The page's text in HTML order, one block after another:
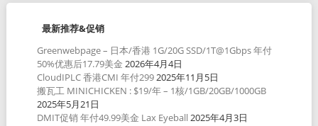
最新推荐&促销
Greenwebpage – 日本/香港 1G/20G SSD/1T@1Gbps 年付
50%优惠后17.79美金 2026年4月4日
CloudIPLC 香港CMI 年付2992025年11月5日
搬瓦工 MINICHICKEN : $19/年 – 1核/1GB/20GB/1000GB
2025年5月21日
DMIT促销 年付49.99美金 Lax Eyeball 2025年4月3日